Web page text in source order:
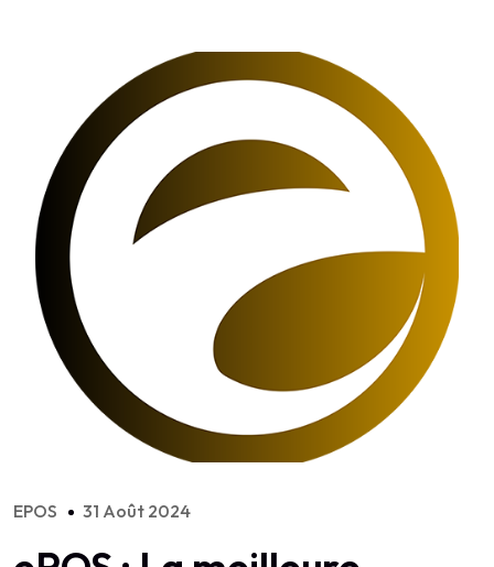
EPOS 31 Août 2024